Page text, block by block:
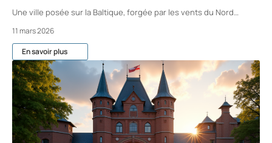
Une ville posée sur la Baltique, forgée par les vents du Nord…
11 mars 2026
En savoir plus